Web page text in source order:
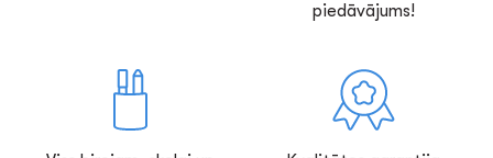
piedāvājums!